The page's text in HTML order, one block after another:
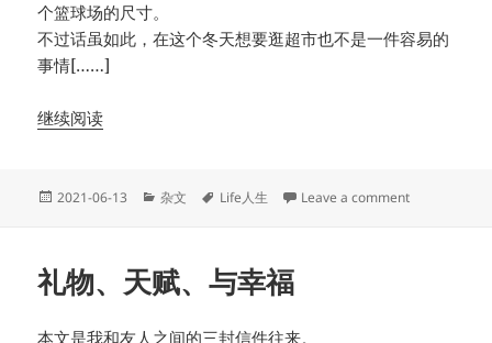
个篮球场的尺寸。
不过话虽如此，在这个冬天想要逛超市也不是一件容易的
事情[……]
继续阅读
Posted
2021-06-13 Categories
杂文 Tags
Life人生 Leave a commenton 朋友圈两
礼物、天赋、与幸福
本文是我和友人之间的三封信件往来。